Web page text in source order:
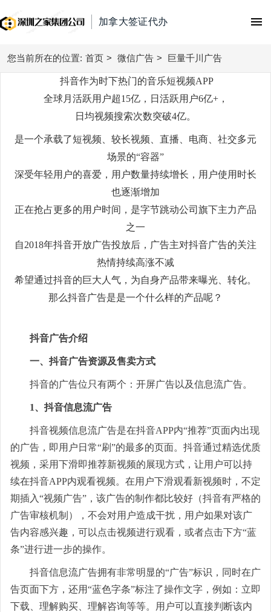
加拿大签证代办
首页
附近推广告
微信广告
抖音广告
巨量千川广告
百度信息流广告
微博广告
小红书广告
uc头条广告
趣头条广告
支付宝广告
百度搜索
搜狗搜索
google搜索
yahoo搜索
抖音直播带货
头条电商
视频号电商
百度电商
阿里巴巴电商
广告开户
朋友圈广告开户
抖音广告开户
微信广告开户
广点通开户
巨量广告开户
知乎广告开户
微博广告开户
小红书广告开户
b站开户
磁力金牛开户
专业支持
广告制作
广告运营
落地页制作
视频制作
抖音蓝v认证
抖音橱窗开通
行业方案
广告宝资料下载
广告宝技术支持
公司简介
荣誉资质
渠道合作
投放广告
立即投放
您当前所在的位置: 首页 > 微信广告 > 巨量千川广告
抖音作为时下热门的音乐短视频APP
全球月活跃用户超15亿，日活跃用户6亿+，
日均视频搜索次数突破4亿。
是一个承载了短视频、较长视频、直播、电商、社交多元
场景的“容器”
深受年轻用户的喜爱，用户数量持续增长，用户使用时长
也逐渐增加
正在抢占更多的用户时间，是字节跳动公司旗下主力产品
之一
自2018年抖音开放广告投放后，广告主对抖音广告的关注
热情持续高涨不减
希望通过抖音的巨大人气，为自身产品带来曝光、转化。
那么抖音广告是是一个什么样的产品呢？
抖音广告介绍
一、抖音广告资源及售卖方式
抖音的广告位只有两个：开屏广告以及信息流广告。
1、抖音信息流广告
抖音视频信息流广告是在抖音APP内“推荐”页面内出现
的广告，即用户日常“刷”的最多的页面。抖音通过精选优质
视频，采用下滑即推荐新视频的展现方式，让用户可以持
续在抖音APP内观看视频。在用户下滑观看新视频时，不定
期插入“视频广告”，该广告的制作都比较好（抖音有严格的
广告审核机制），不会对用户造成干扰，用户如果对该广
告内容感兴趣，可以点击视频进行观看，或者点击下方“蓝
条”进行进一步的操作。
抖音信息流广告拥有非常明显的“广告”标识，同时在广
告页面下方，还用“蓝色字条”标注了操作文字，例如：立即
下载、理解购买、理解咨询等等。用户可以直接判断该内